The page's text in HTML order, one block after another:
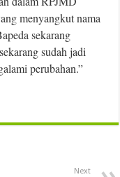
menyangkut nama
sekarang
sudah jadi
perubahan.”
Next